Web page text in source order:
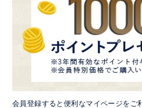
会員登録すると便利なマイページをご